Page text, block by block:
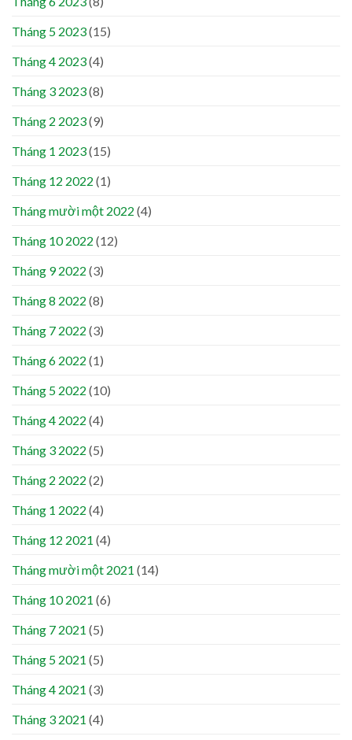
Tháng 5 2023(15)
Tháng 4 2023(4)
Tháng 3 2023(8)
Tháng 2 2023(9)
Tháng 1 2023(15)
Tháng 12 2022 (1)
Tháng mười một 2022 (4)
Tháng 10 2022 (12)
Tháng 9 2022 (3)
Tháng 8 2022 (8)
Tháng 7 2022 (3)
Tháng 6 2022 (1)
Tháng 5 2022 (10)
Tháng 4 2022 (4)
Tháng 3 2022 (5)
Tháng 2 2022 (2)
Tháng 1 2022 (4)
Tháng 12 2021 (4)
Tháng mười một 2021 (14)
Tháng 10 2021 (6)
Tháng 7 2021 (5)
Tháng 5 2021 (5)
Tháng 4 2021 (3)
Tháng 3 2021 (4)